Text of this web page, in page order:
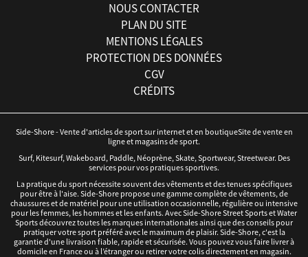
NOUS CONTACTER
PLAN DU SITE
MENTIONS LÉGALES
PROTECTION DES DONNÉES
CGV
CRÉDITS
Side-Shore - Vente d'articles de sport sur internet et en boutiqueSite de vente en
ligne et magasins de sport.
Surf, Kitesurf, Wakeboard, Paddle, Néoprène, Skate, Sportwear, Streetwear. Des
services pour vos pratiques sportives.
La pratique du sport nécessite souvent des vêtements et des tenues spécifiques
pour être à l'aise. Side-Shore propose une gamme complète de vêtements, de
chaussures et de matériel pour une utilisation occasionnelle, régulière ou intensive
pour les femmes, les hommes et les enfants. Avec Side-Shore Street Sports et Water
Sports découvrez toutes les marques internationales ainsi que des conseils pour
pratiquer votre sport préféré avec le maximum de plaisir. Side-Shore, c'est la
garantie d'une livraison fiable, rapide et sécurisée. Vous pouvez vous faire livrer à
domicile en France ou à l’étranger ou retirer votre colis directement en magasin.